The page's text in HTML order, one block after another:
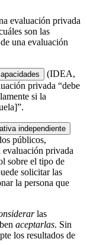
evaluación privada
son las
una evaluación
(IDEA,
privada “debe
si la
independiente
públicos,
privada
sobre el tipo de
solicitar las
la persona que
las
aceptarlas. Sin
los resultados de